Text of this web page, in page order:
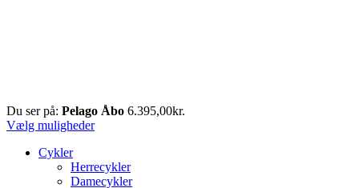
Du ser på: Pelago Åbo 6.395,00kr.
Vælg muligheder
Cykler
Herrecykler
Damecykler